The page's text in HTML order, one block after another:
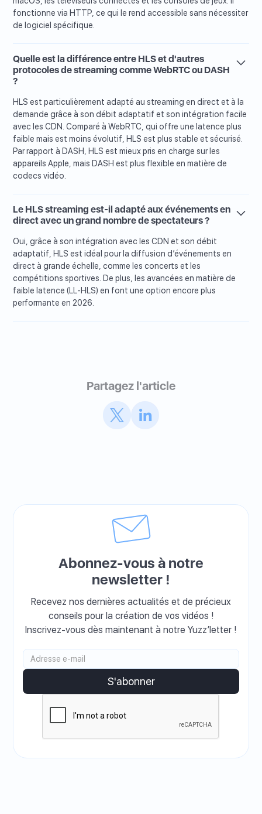
fonctionne via HTTP, ce qui le rend accessible sans nécessiter
de logiciel spécifique.
Quelle est la différence entre HLS et d'autres
protocoles de streaming comme WebRTC ou DASH
?
HLS est particulièrement adapté au streaming en direct et à la
demande grâce à son débit adaptatif et son intégration facile
avec les CDN. Comparé à WebRTC, qui offre une latence plus
faible mais est moins évolutif, HLS est plus stable et sécurisé.
Par rapport à DASH, HLS est mieux pris en charge sur les
appareils Apple, mais DASH est plus flexible en matière de
codecs vidéo.
Le HLS streaming est-il adapté aux événements en
direct avec un grand nombre de spectateurs ?
Oui, grâce à son intégration avec les CDN et son débit
adaptatif, HLS est idéal pour la diffusion d’événements en
direct à grande échelle, comme les concerts et les
compétitions sportives. De plus, les avancées en matière de
faible latence (LL-HLS) en font une option encore plus
performante en 2026.
Partagez l'article
Abonnez-vous à notre
newsletter !
Recevez nos dernières actualités et de précieux
conseils pour la création de vos vidéos !
Inscrivez-vous dès maintenant à notre Yuzz’letter !